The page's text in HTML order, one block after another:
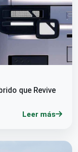
que Revive
Leer más